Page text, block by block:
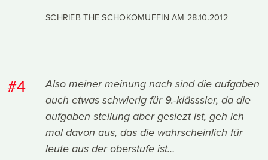
SCHRIEB THE SCHOKOMUFFIN AM28.10.2012
#4
Also meiner meinung nach sind die aufgaben
auch etwas schwierig für 9.-klässsler, da die
aufgaben stellung aber gesiezt ist, geh ich
mal davon aus, das die wahrscheinlich für
leute aus der oberstufe ist…